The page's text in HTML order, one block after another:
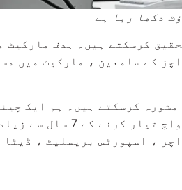
دکھا رہا ہے
کرسکتے ہیں۔ ہدف مارکیٹ
کے سامعین ، مارکیٹ میں
کرسکتے ہیں۔ ہم ایک
واچ سپلائر ہیں جو اعلی معیار، لاگت
، اسپورٹس بریسلیٹ ، ڈیٹا